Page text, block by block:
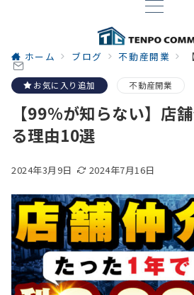
ホーム ブログ 不動産開業
お気に入り追加 不動産開業
【99％が知らない】店
る理由10選
2024年3月9日 2024年7月16日